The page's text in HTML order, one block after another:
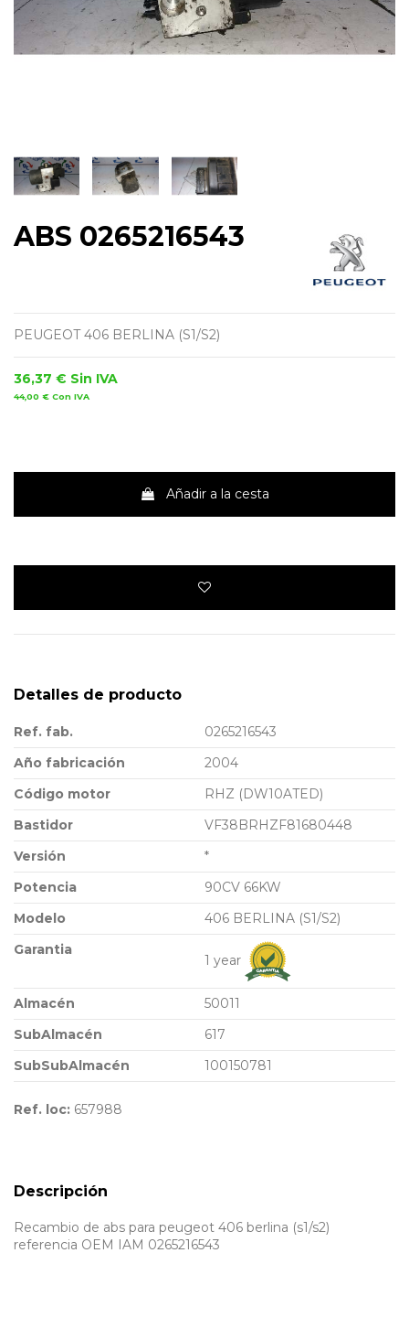
ABS 0265216543
PEUGEOT 406 BERLINA (S1/S2)
36,37 € Sin IVA
44,00 € Con IVA
Añadir a la cesta
Detalles de producto
Ref. fab.
0265216543
Año fabricación
2004
Código motor
RHZ (DW10ATED)
Bastidor
VF38BRHZF81680448
Versión
*
Potencia
90CV 66KW
Modelo
406 BERLINA (S1/S2)
Garantia
1 year
Almacén
50011
SubAlmacén
617
SubSubAlmacén
100150781
Ref. loc: 657988
Descripción
Recambio de abs para peugeot 406 berlina (s1/s2)
referencia OEM IAM 0265216543